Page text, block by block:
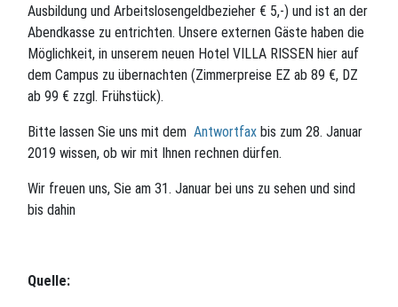
Ausbildung und Arbeitslosengeldbezieher € 5,-) und ist an der
Abendkasse zu entrichten. Unsere externen Gäste haben die
Möglichkeit, in unserem neuen Hotel VILLA RISSEN hier auf
dem Campus zu übernachten (Zimmerpreise EZ ab 89 €, DZ
ab 99 € zzgl. Frühstück).
Bitte lassen Sie uns mit dem Antwortfax bis zum 28. Januar
2019 wissen, ob wir mit Ihnen rechnen dürfen.
Wir freuen uns, Sie am 31. Januar bei uns zu sehen und sind
bis dahin
Quelle: